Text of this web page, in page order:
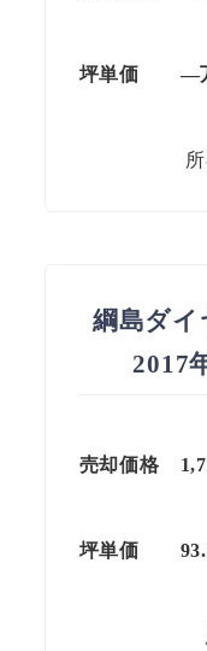
坪単価 —
綱島ダ
2017
売却価格
坪単価